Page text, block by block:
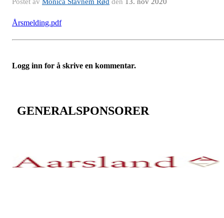
Årsmelding.pdf
Logg inn for å skrive en kommentar.
GENERALSPONSORER